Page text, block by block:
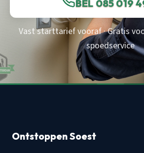
BEL 085 019
Vast starttarief vooraf · Gratis
spoedservice
Ontstoppen Soest